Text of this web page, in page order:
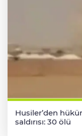
Husiler’den
saldırısı: 30 ölü